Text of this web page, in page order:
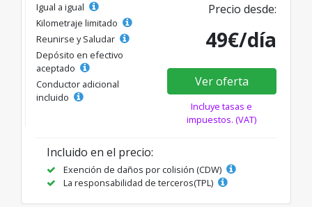
Igual a igual
Kilometraje limitado
Reunirse y Saludar
Depósito en efectivo
aceptado
Conductor adicional
incluido
Precio desde:
49€/día
Ver oferta
Incluye tasas e
impuestos. (VAT)
Incluido en el precio:
Exención de daños por colisión (CDW)
La responsabilidad de terceros(TPL)